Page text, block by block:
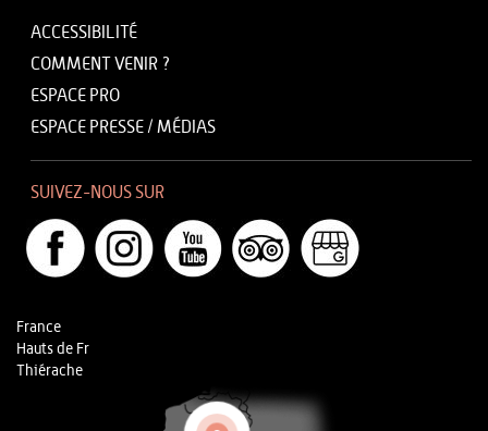
ACCESSIBILITÉ
COMMENT VENIR ?
ESPACE PRO
ESPACE PRESSE / MÉDIAS
SUIVEZ-NOUS SUR
France
Hauts de Fr
Thiérache